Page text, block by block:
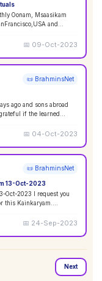
Oonam, Msaasikam
and
📅 09-Oct-2023
📜 BrahminsNet
ago and sons abroad
if the learned
📅 04-Oct-2023
📜 BrahminsNet
13-Oct-2023
request you
this Kainkaryam.
📅 24-Sep-2023
Next